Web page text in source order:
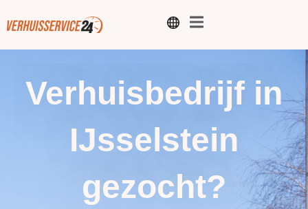
Verhuisbedrijf in
IJsselstein
gezocht?